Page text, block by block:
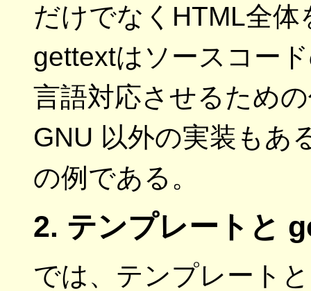
だけでなくHTML全
gettextはソースコー
言語対応させるため
GNU 以外の実装もあ
の例である。
2. テンプレートと
では、テンプレート